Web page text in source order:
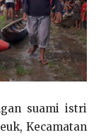
suami istri
Kecamatan